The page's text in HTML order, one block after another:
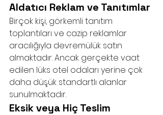
Aldatıcı Reklam ve Tanıtımlar
Birçok kişi, görkemli tanıtım
toplantıları ve cazip reklamlar
aracılığıyla devremülük satın
almaktadır. Ancak gerçekte vaat
edilen lüks otel odaları yerine çok
daha düşük standartlı alanlar
sunulmaktadır.
Eksik veya Hiç Teslim